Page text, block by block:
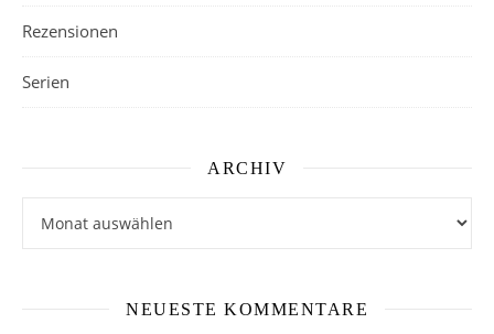
Rezensionen
Serien
ARCHIV
NEUESTE KOMMENTARE